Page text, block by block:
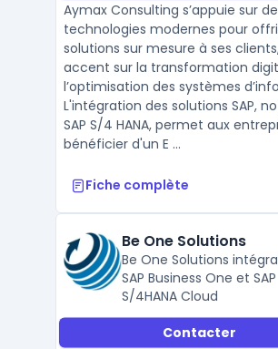
Aymax Consulting s’appuie sur
technologies modernes pour
solutions sur mesure à ses
accent sur la transformation
l’optimisation des systèmes
L'intégration des solutions SAP,
SAP S/4 HANA, permet aux
bénéficier d'un E ...
Fiche complète
Be One Solutions
Be One Solutions
SAP Business One et SAP
S/4HANA Cloud
Contacter